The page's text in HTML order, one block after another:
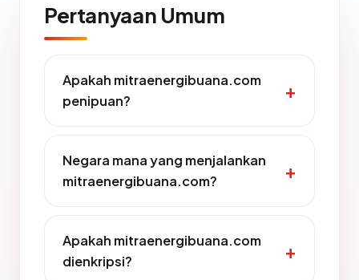
Pertanyaan Umum
Apakah mitraenergibuana.com
penipuan?
Negara mana yang menjalankan
mitraenergibuana.com?
Apakah mitraenergibuana.com
dienkripsi?